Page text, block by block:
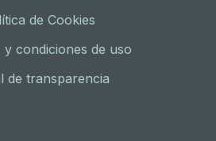
de Cookies
y condiciones de uso
de transparencia